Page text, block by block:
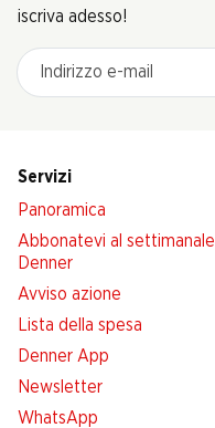
iscriva adesso!
Indirizzo e-mail
Servizi
Panoramica
Abbonatevi al settimanale
Denner
Avviso azione
Lista della spesa
Denner App
Newsletter
WhatsApp